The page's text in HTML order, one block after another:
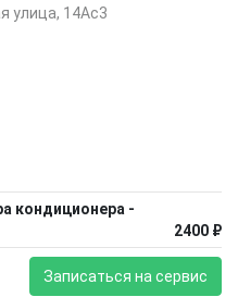
улица, 14Ас3
кондиционера -
2400 ₽
Записаться на сервис